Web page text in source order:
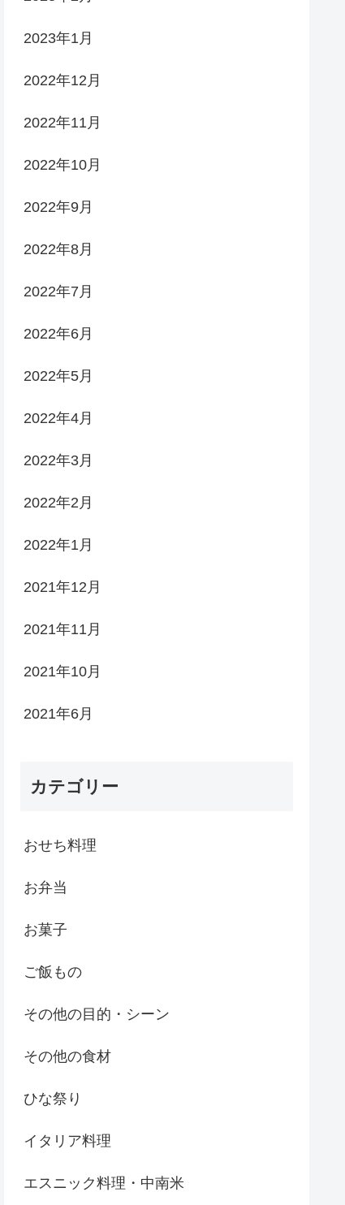
2023年1月
2022年12月
2022年11月
2022年10月
2022年9月
2022年8月
2022年7月
2022年6月
2022年5月
2022年4月
2022年3月
2022年2月
2022年1月
2021年12月
2021年11月
2021年10月
2021年6月
カテゴリー
おせち料理
お弁当
お菓子
ご飯もの
その他の目的・シーン
その他の食材
ひな祭り
イタリア料理
エスニック料理・中南米